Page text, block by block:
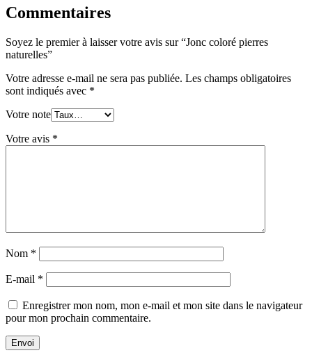
Commentaires
Soyez le premier à laisser votre avis sur “Jonc coloré pierres
naturelles”
Votre adresse e-mail ne sera pas publiée. Les champs obligatoires
sont indiqués avec *
Votre note
Votre avis *
Nom *
E-mail *
Enregistrer mon nom, mon e-mail et mon site dans le navigateur
pour mon prochain commentaire.
Envoi